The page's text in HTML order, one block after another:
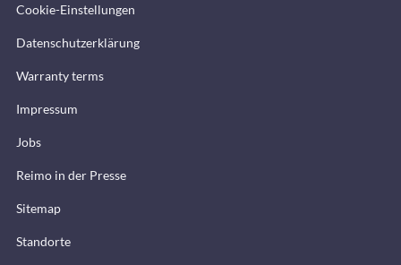
Cookie-Einstellungen
Datenschutzerklärung
Warranty terms
Impressum
Jobs
Reimo in der Presse
Sitemap
Standorte